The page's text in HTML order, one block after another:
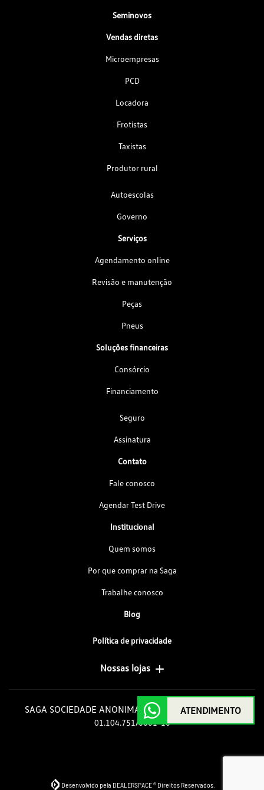
Seminovos
Vendas diretas
Microempresas
PCD
Locadora
Frotistas
Taxistas
Produtor rural
Autoescolas
Governo
Serviços
Agendamento online
Revisão e manutenção
Peças
Pneus
Soluções financeiras
Consórcio
Financiamento
Seguro
Assinatura
Contato
Fale conosco
Agendar Test Drive
Institucional
Quem somos
Por que comprar na Saga
Trabalhe conosco
Blog
Política de privacidade
Nossas lojas
SAGA SOCIEDADE ANONIMA GOIAS DE AUTOMOVEIS
01.104.751/0001-10
Desenvolvido pela DEALERSPACE ® Direitos Reservados.
ATENDIMENTO